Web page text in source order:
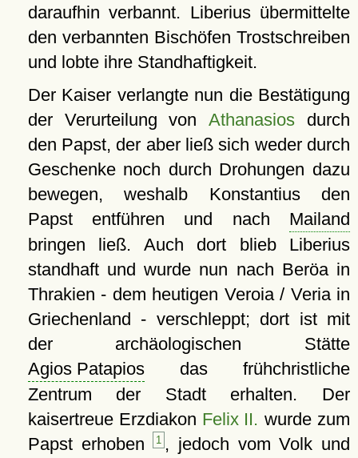
daraufhin verbannt. Liberius übermittelte
den verbannten Bischöfen Trostschreiben
und lobte ihre Standhaftigkeit.
Der Kaiser verlangte nun die Bestätigung
der Verurteilung vonAthanasios durch
den Papst, der aber ließ sich weder durch
Geschenke noch durch Drohungen dazu
bewegen, weshalb Konstantius den
Papst entführen und nach Mailand
bringen ließ. Auch dort blieb Liberius
standhaft und wurde nun nach Beröa in
Thrakien - dem heutigen Veroia / Veria in
Griechenland - verschleppt; dort ist mit
der archäologischen Stätte
Agios Patapiosdas frühchristliche
Zentrum der Stadt erhalten. Der
kaisertreue Erzdiakon Felix II. wurde zum
Papst erhoben 1 , jedoch vom Volk und